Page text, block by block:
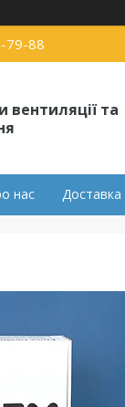
79-88
вентиляції та
нас Доставка